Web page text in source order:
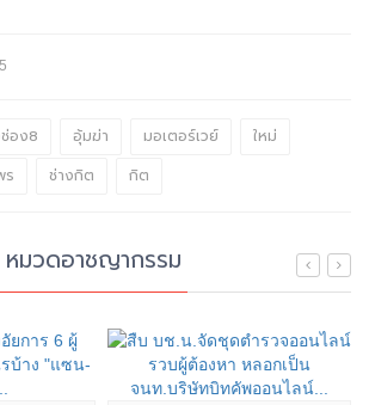
อง8 อุ้มฆ่า มอเตอร์เวย์
ใหม่
ร ช่างกิต กิต
มวดอาชญากรรม